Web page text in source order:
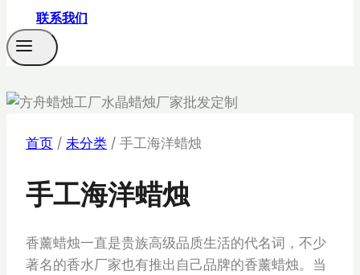
联系我们
首页 / 未分类 / 手工海洋蜡烛
手工海洋蜡烛
香薰蜡烛一直是贵族高级品质生活的代名词，不少
著名的香水厂家也有推出自己品牌的香薰蜡烛。当